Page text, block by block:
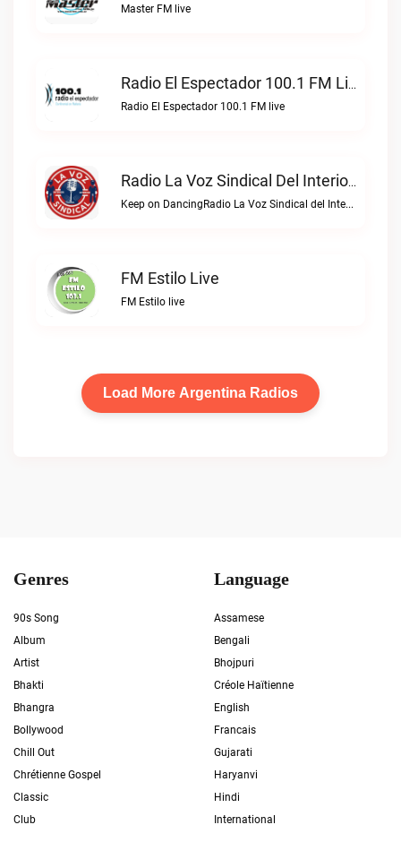
Master FM live
Radio El Espectador 100.1 FM Live
Radio El Espectador 100.1 FM live
Radio La Voz Sindical Del Interior Live
Keep on DancingRadio La Voz Sindical del Interior live
FM Estilo Live
FM Estilo live
Load More Argentina Radios
Genres
90s Song
Album
Artist
Bhakti
Bhangra
Bollywood
Chill Out
Chrétienne Gospel
Classic
Club
Language
Assamese
Bengali
Bhojpuri
Créole Haïtienne
English
Francais
Gujarati
Haryanvi
Hindi
International